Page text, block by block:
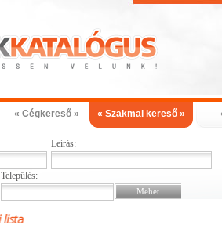
« Cégkereső » « Szakmai kereső »
Leírás:
Település: